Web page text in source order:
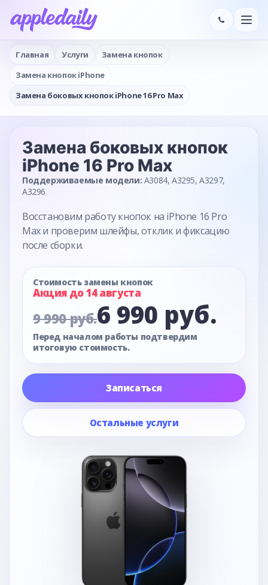
Главная Услуги
Замена кнопок
Замена кнопок iPhone
Замена боковых кнопок iPhone 16 Pro Max
Замена боковых кнопок
iPhone 16 Pro Max
Поддерживаемые модели: A3084, A3295, A3297,
A3296
Восстановим работу кнопок на iPhone 16 Pro
Max и проверим шлейфы, отклик и фиксацию
после сборки.
Стоимость замены кнопок
Акция до 14 августа
9 990 руб.6 990 руб.
Перед началом работы подтвердим
итоговую стоимость.
Записаться
Остальные услуги